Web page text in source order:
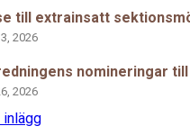
till extrainsatt
2026
nomineringar till
2026
inlägg